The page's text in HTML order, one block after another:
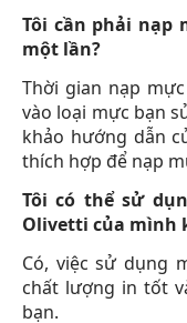
Tôi cần phải nạp
một lần?
Thời gian nạp
vào loại mực bạn
khảo hướng dẫn
thích hợp để nạp
Tôi có thể sử
Olivetti của mình
Có, việc sử dụng
chất lượng in tốt
bạn.